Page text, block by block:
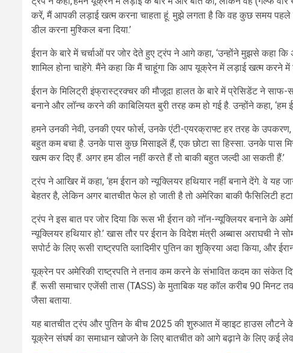
करें, मैं आपकी लड़ाई खत्म करना चाहता हूं. मुझे लगता है कि वह कुछ समय
डील करना मुश्किल बना दिया.’
ईरान के बारे में चर्चाओं पर जोर देते हुए ट्रंप ने आगे कहा, ‘उन्होंने मुझसे कहा
शामिल होना चाहेंगे. मैंने कहा कि मैं चाहूंगा कि आप यूक्रेन में लड़ाई खत्म करने में
ईरान के मिलिट्री इंफ्रास्ट्रक्चर की मौजूदा हालत के बारे में प्रेसिडेंट ने
बनाने और लॉन्च करने की काबिलियत बुरी तरह कम हो गई है. उन्होंने कहा, ‘हम
हमने उनकी नेवी, उनकी एयर फोर्स, उनके एंटी-एयरक्राफ्ट हर तरह के
बहुत कम बचा है. उनके पास कुछ मिसाइलें हैं, एक छोटा सा हिस्सा. उनके पास
खत्म कर दिए हैं. अगर हम डील नहीं करते हैं तो बाकी बहुत जल्दी आ सकती हैं.’
ट्रंप ने आखिर में कहा, ‘हम ईरान को न्यूक्लियर हथियार नहीं बनाने देंगे. वे यह
बेहतर है, लेकिन अगर बातचीत फेल हो जाती है तो अमेरिका बाकी फैसिलिटी
ट्रंप ने इस बात पर जोर दिया कि रूस भी ईरान को नॉन-न्यूक्लियर बनाने के
न्यूक्लियर हथियार हो.’ खास तौर पर ईरान के विदेश मंत्री अब्बास अराघची
सपोर्ट के लिए रूसी राष्ट्रपति व्लादिमीर पुतिन का शुक्रिया अदा किया, और
यूक्रेन पर अमेरिकी राष्ट्रपति ने तनाव कम करने के संभावित कदम का संकेत
हैं. रूसी समाचार एजेंसी तास (TASS) के मुताबिक यह कॉल करीब 90
जैसा बताया.
यह बातचीत ट्रंप और पुतिन के बीच 2025 की शुरुआत में व्हाइट हाउस लौटने
यूक्रेन संघर्ष का समाधान खोजने के लिए बातचीत को आगे बढ़ाने के लिए कई